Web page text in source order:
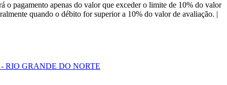
pagamento apenas do valor que exceder o limite de 10% do valor
quando o débito for superior a 10% do valor de avaliação. |
RIO GRANDE DO NORTE